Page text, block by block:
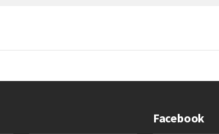
Facebook